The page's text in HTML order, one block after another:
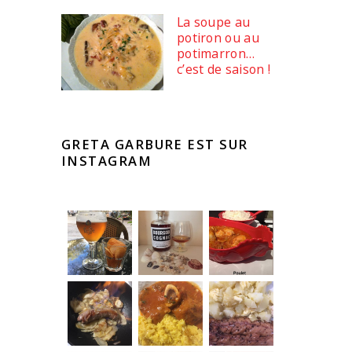
La soupe au
potiron ou au
potimarron…
c’est de saison !
GRETA GARBURE EST SUR
INSTAGRAM